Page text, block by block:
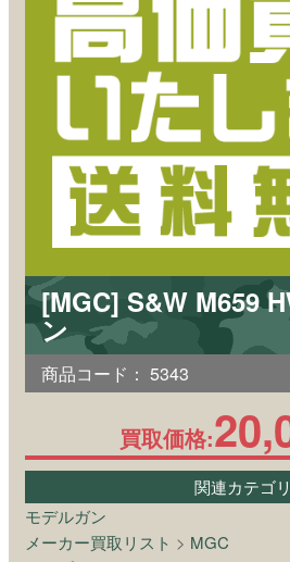
[MGC] S&W M659
ン
商品コード： 5343
買取価格:
関連カテゴリ
モデルガン
メーカー買取リスト > MGC